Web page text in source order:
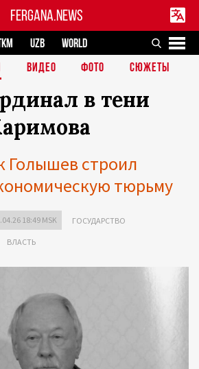
FERGANA.NEWS
UZB
WORLD
ВИДЕО ФОТО СЮЖЕТЫ
в тени
Голышев строил
тюрьму
18:49 MSK ГОСУДАРСТВО
ВЛАСТЬ